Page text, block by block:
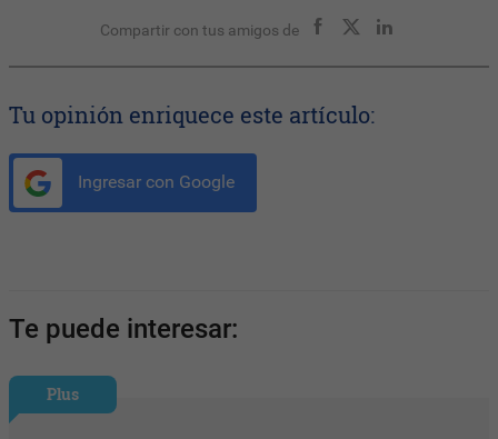
Compartir con tus amigos de
Tu opinión enriquece este artículo:
Ingresar con Google
Te puede interesar:
Plus